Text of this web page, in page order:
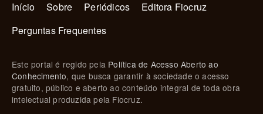
Navegação principal
Início Sobre Periódicos
Editora Fiocruz
Perguntas Frequentes
Este portal é regido pela Política de Acesso Aberto ao
Conhecimento, que busca garantir à sociedade o acesso
gratuito, público e aberto ao conteúdo integral de toda obra
intelectual produzida pela Fiocruz.